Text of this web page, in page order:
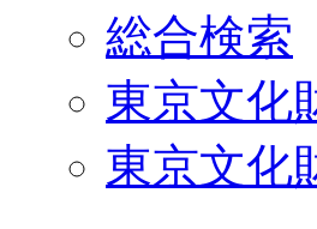
総合検索
東京文化
東京文化